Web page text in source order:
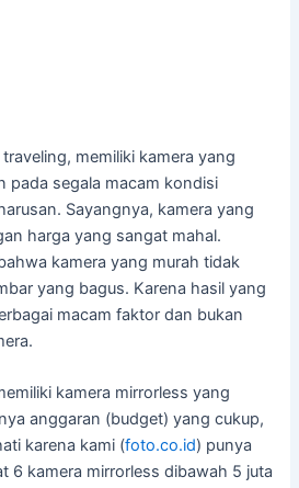
memiliki kamera yang
pada segala macam kondisi
Sayangnya, kamera yang
harga yang sangat mahal.
kamera yang murah tidak
yang bagus. Karena hasil yang
macam faktor dan bukan
kamera mirrorless yang
anggaran (budget) yang cukup,
karena kami (foto.co.id) punya
6 kamera mirrorless dibawah 5 juta